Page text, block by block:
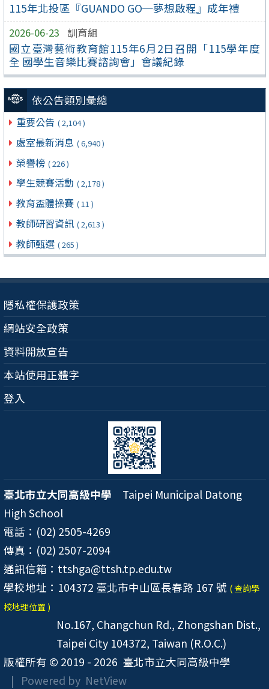
115年北投區『GUANDO GO─夢想啟程』成年禮
2026-06-23 訓育組
國立臺灣藝術教育館115年6月2日召開「115學年度
全 國學生音樂比賽諮詢會」會議紀錄
依公告類別彙總
重要公告 ( 2,104 )
處室最新消息 ( 6,940 )
榮譽榜 ( 226 )
學生競賽活動 ( 2,178 )
教育盃體操賽 ( 11 )
教師研習資訊 ( 2,613 )
教師甄選 ( 265 )
隱私權保護政策
網站安全政策
資料開放宣告
本站使用正體字
登入
臺北市立大同高級中學 Taipei Municipal Datong
High School
電話：(02) 2505-4269
傳真：(02) 2507-2094
通訊信箱：ttshga@ttsh.tp.edu.tw
學校地址：104372 臺北市中山區長春路 167 號 ( 查詢學
校地理位置 )
No.167, Changchun Rd., Zhongshan Dist.,
Taipei City 104372, Taiwan (R.O.C.)
版權所有 © 2019 - 2026 臺北市立大同高級中學
| Powered by NetView